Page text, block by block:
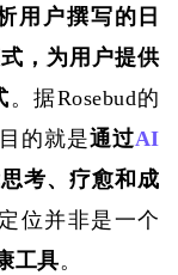
用户撰写的日
，为用户提供
。据Rosebud的
的就是通过AI
考、疗愈和成
位并非是一个
工具。